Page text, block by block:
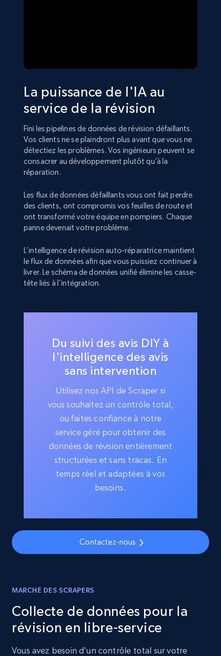
La puissance de l'IA au
service de la révision
Fini les pipelines de données de révision défaillants.
Vos clients ne se plaindront plus avant que vous ne
détectiez les problèmes. Vos ingénieurs peuvent se
consacrer au développement plutôt qu’à la
réparation.
Les flux de données défaillants vous ont fait perdre
des clients, ont compromis vos feuilles de route et
ont transformé votre équipe en pompiers. Chaque
panne devenait votre problème.
L’intelligence de révision auto-réparatrice maintient
le flux de données afin que vous puissiez continuer à
livrer. Le schéma de données unifié élimine les casse-
tête liés à l’intégration.
Du suivi des avis DIY à
l'intelligence des avis
sans intervention
Utilisez nos API de Scraper si
vous souhaitez un contrôle total,
ou faites confiance à notre
service géré pour obtenir des
données de révision entièrement
structurées et sans tracas. En
temps réel et adaptées à vos
besoins.
Contactez-nous
MARCHÉ DES SCRAPERS
Collecte de données pour la
révision en libre-service
Vous avez besoin d'un contrôle total sur votre